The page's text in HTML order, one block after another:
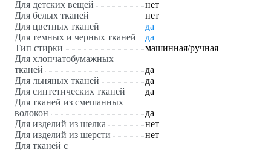
Для детских вещей
нет
Для белых тканей
нет
Для цветных тканей
да
Для темных и черных тканей
да
Тип стирки
машинная/ручная
Для хлопчатобумажных
тканей
да
Для льняных тканей
да
Для синтетических тканей
да
Для тканей из смешанных
волокон
да
Для изделий из шелка
нет
Для изделий из шерсти
нет
Для тканей с